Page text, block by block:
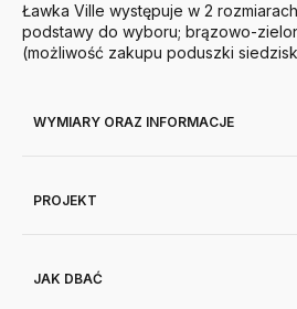
Ławka Ville występuje w 2
podstawy do wyboru; brązowo-
(możliwość zakupu poduszki
WYMIARY ORAZ INFORMACJE
PROJEKT
JAK DBAĆ